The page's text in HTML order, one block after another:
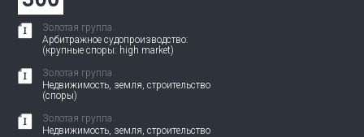
Золотая группа
Арбитражное судопроизводство:
(крупные споры: high market)
Золотая группа
Недвижимость, земля, строительство
(споры)
Золотая группа
Недвижимость, земля, строительство